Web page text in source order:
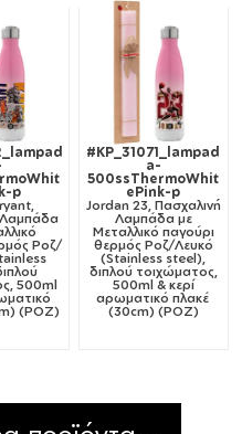
p
Ροζ/
500ml
(ΡΟΖ)
#KP_31071_lampad
a-
500ssThermoWhit
ePink-p
Jordan 23, Πασχαλινή
Λαμπάδα με
Μεταλλικό παγούρι
θερμός Ροζ/Λευκό
(Stainless steel),
διπλού τοιχώματος,
500ml & κερί
αρωματικό πλακέ
(30cm) (ΡΟΖ)